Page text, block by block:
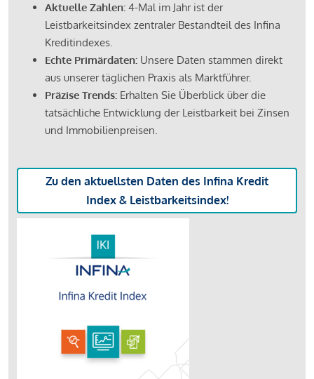
Aktuelle Zahlen: 4-Mal im Jahr ist der
Leistbarkeitsindex zentraler Bestandteil des Infina
Kreditindexes.
Echte Primärdaten: Unsere Daten stammen direkt
aus unserer täglichen Praxis als Marktführer.
Präzise Trends: Erhalten Sie Überblick über die
tatsächliche Entwicklung der Leistbarkeit bei Zinsen
und Immobilienpreisen.
Zu den aktuellsten Daten des Infina Kredit
Index & Leistbarkeitsindex!